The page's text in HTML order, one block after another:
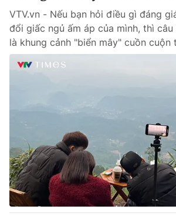
VTV.vn - Nếu bạn hỏi điều gì đáng
đổi giấc ngủ ấm áp của mình, thì
là khung cảnh "biển mây" cuồn cuộn